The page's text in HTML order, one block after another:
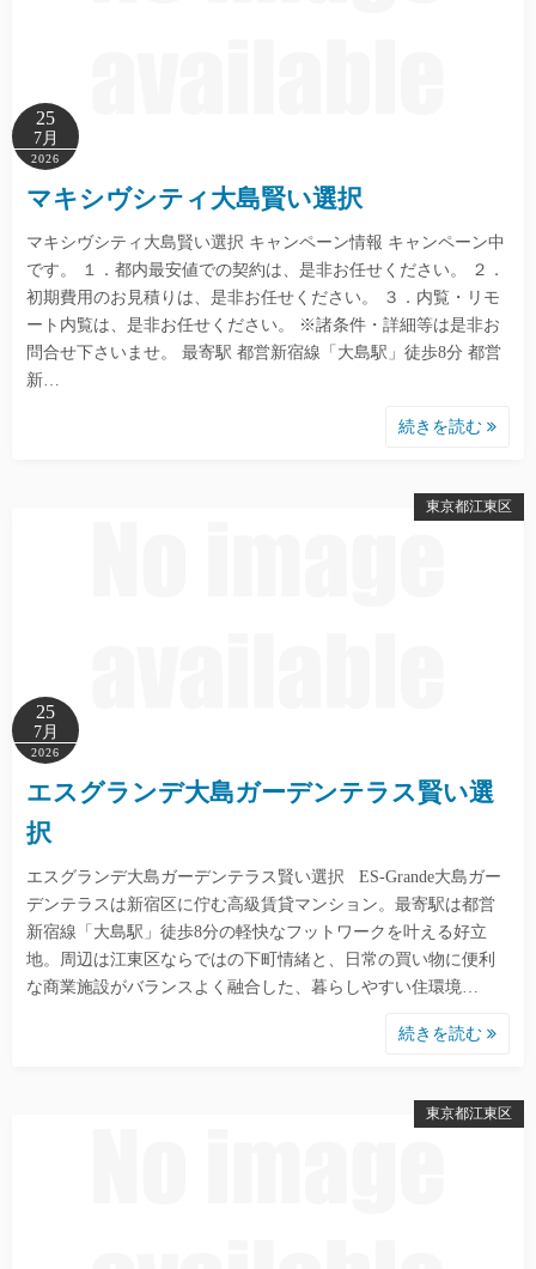
25
7月
2026
マキシヴシティ大島賢い選択
マキシヴシティ大島賢い選択 キャンペーン情報 キャンペーン中
です。 １．都内最安値での契約は、是非お任せください。 ２．
初期費用のお見積りは、是非お任せください。 ３．内覧・リモ
ート内覧は、是非お任せください。 ※諸条件・詳細等は是非お
問合せ下さいませ。 最寄駅 都営新宿線「大島駅」徒歩8分 都営
新…
続きを読む
東京都江東区
25
7月
2026
エスグランデ大島ガーデンテラス賢い選
択
エスグランデ大島ガーデンテラス賢い選択 ES-Grande大島ガー
デンテラスは新宿区に佇む高級賃貸マンション。最寄駅は都営
新宿線「大島駅」徒歩8分の軽快なフットワークを叶える好立
地。周辺は江東区ならではの下町情緒と、日常の買い物に便利
な商業施設がバランスよく融合した、暮らしやすい住環境…
続きを読む
東京都江東区